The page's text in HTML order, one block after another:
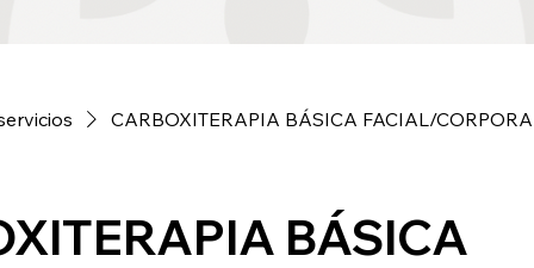
CARBOXITERAPIA BÁSICA FACIAL/
BÁSICA